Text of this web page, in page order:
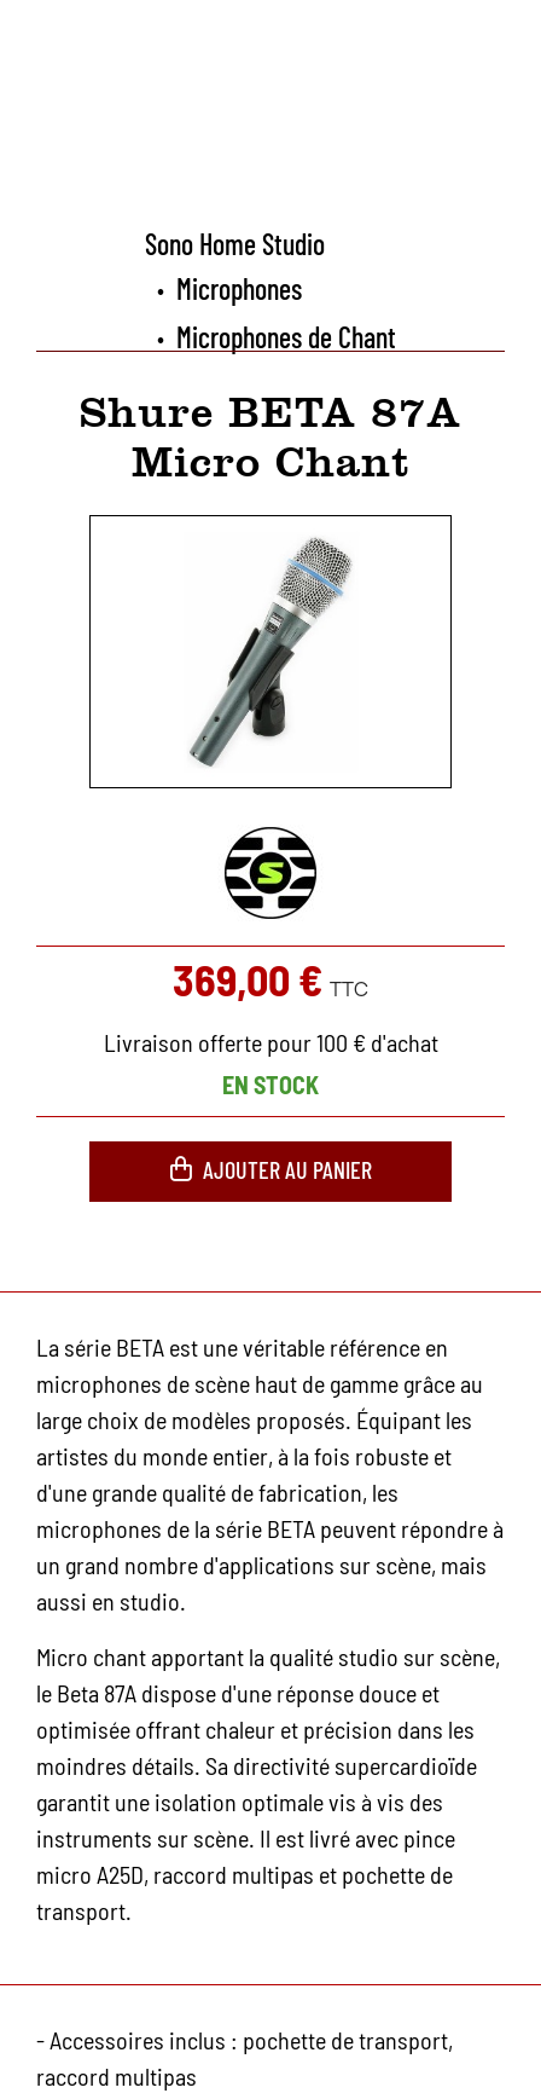
Sono Home Studio
• Microphones
• Microphones de Chant
Shure BETA 87A
Micro Chant
369,00 € TTC
Livraison offerte pour 100 € d'achat
EN STOCK
AJOUTER AU PANIER
La série BETA est une véritable référence en
microphones de scène haut de gamme grâce au
large choix de modèles proposés. Équipant les
artistes du monde entier, à la fois robuste et
d'une grande qualité de fabrication, les
microphones de la série BETA peuvent répondre à
un grand nombre d'applications sur scène, mais
aussi en studio.
Micro chant apportant la qualité studio sur scène,
le Beta 87A dispose d'une réponse douce et
optimisée offrant chaleur et précision dans les
moindres détails. Sa directivité supercardioïde
garantit une isolation optimale vis à vis des
instruments sur scène. Il est livré avec pince
micro A25D, raccord multipas et pochette de
transport.
- Accessoires inclus : pochette de transport,
raccord multipas